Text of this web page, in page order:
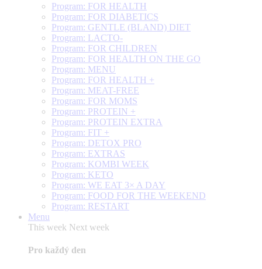
Program: FOR HEALTH
Program: FOR DIABETICS
Program: GENTLE (BLAND) DIET
Program: LACTO-
Program: FOR CHILDREN
Program: FOR HEALTH ON THE GO
Program: MENU
Program: FOR HEALTH +
Program: MEAT-FREE
Program: FOR MOMS
Program: PROTEIN +
Program: PROTEIN EXTRA
Program: FIT +
Program: DETOX PRO
Program: EXTRAS
Program: KOMBI WEEK
Program: KETO
Program: WE EAT 3× A DAY
Program: FOOD FOR THE WEEKEND
Program: RESTART
Menu
This week Next week
Pro každý den